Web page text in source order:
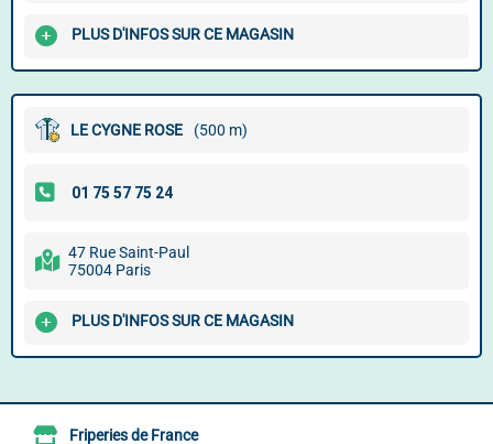
PLUS D'INFOS SUR CE MAGASIN
LE CYGNE ROSE (500 m)
47 Rue Saint-Paul
75004 Paris
PLUS D'INFOS SUR CE MAGASIN
Friperies de France